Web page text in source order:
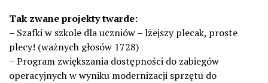
Tak zwane projekty twarde:
– Szafki w szkole dla uczniów – lżejszy plecak, proste
plecy! (ważnych głosów 1728)
– Program zwiększania dostępności do zabiegów
operacyjnych w wyniku modernizacji sprzętu do